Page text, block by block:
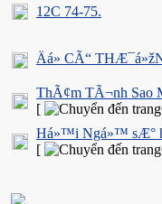
12C 74-75.
Äá» CÃ“
ThÃ¢m TÃ¬nh Sao
[
Há»™i Ngá»™ sÆ°
[